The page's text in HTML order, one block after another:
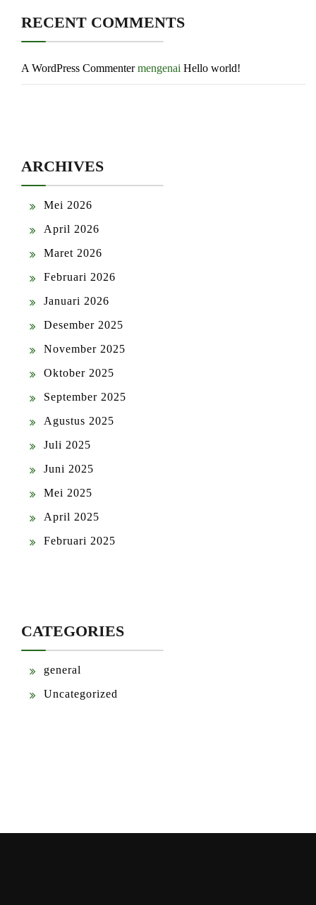
RECENT COMMENTS
A WordPress Commentermengenai Hello world!
ARCHIVES
Mei 2026
April 2026
Maret 2026
Februari 2026
Januari 2026
Desember 2025
November 2025
Oktober 2025
September 2025
Agustus 2025
Juli 2025
Juni 2025
Mei 2025
April 2025
Februari 2025
CATEGORIES
general
Uncategorized